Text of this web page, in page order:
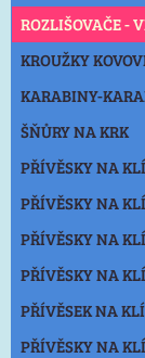
ROZLIŠOVAČE -
KROUŽKY
KARABINY-
ŠŇŮRY NA KRK
PŘÍVĚSKY NA
PŘÍVĚSKY NA
PŘÍVĚSKY NA
PŘÍVĚSKY NA
PŘÍVĚSEK NA
PŘÍVĚSKY NA